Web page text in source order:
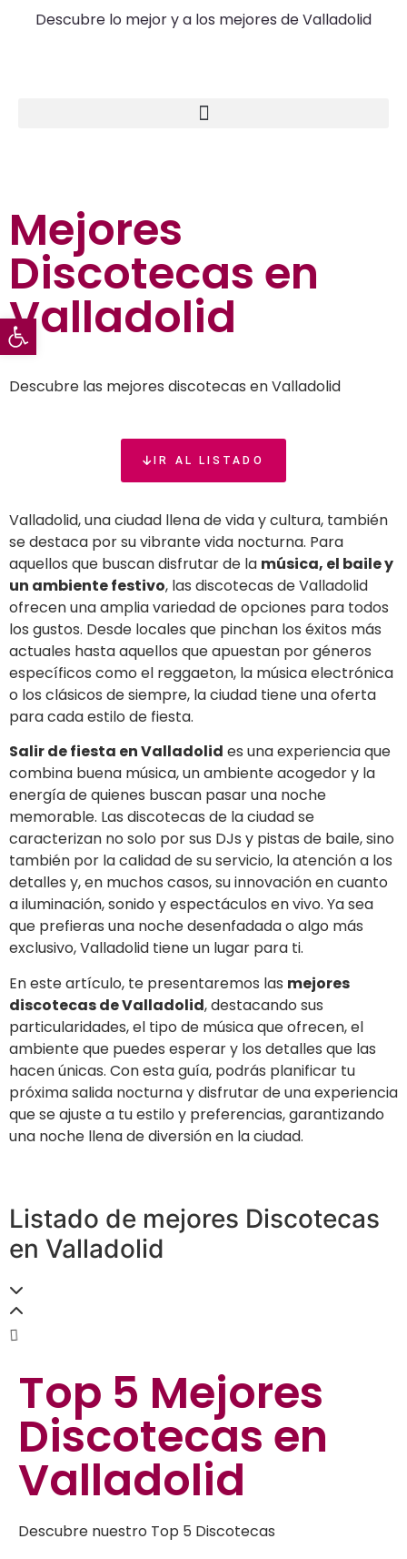
Descubre lo mejor y a los mejores de Valladolid
Mejores
Discotecas en
Valladolid
Descubre las mejores discotecas en Valladolid
IR AL LISTADO
Valladolid, una ciudad llena de vida y cultura, también
se destaca por su vibrante vida nocturna. Para
aquellos que buscan disfrutar de la música, el baile y
un ambiente festivo, las discotecas de Valladolid
ofrecen una amplia variedad de opciones para todos
los gustos. Desde locales que pinchan los éxitos más
actuales hasta aquellos que apuestan por géneros
específicos como el reggaeton, la música electrónica
o los clásicos de siempre, la ciudad tiene una oferta
para cada estilo de fiesta.
Salir de fiesta en Valladolid es una experiencia que
combina buena música, un ambiente acogedor y la
energía de quienes buscan pasar una noche
memorable. Las discotecas de la ciudad se
caracterizan no solo por sus DJs y pistas de baile, sino
también por la calidad de su servicio, la atención a los
detalles y, en muchos casos, su innovación en cuanto
a iluminación, sonido y espectáculos en vivo. Ya sea
que prefieras una noche desenfadada o algo más
exclusivo, Valladolid tiene un lugar para ti.
En este artículo, te presentaremos las mejores
discotecas de Valladolid, destacando sus
particularidades, el tipo de música que ofrecen, el
ambiente que puedes esperar y los detalles que las
hacen únicas. Con esta guía, podrás planificar tu
próxima salida nocturna y disfrutar de una experiencia
que se ajuste a tu estilo y preferencias, garantizando
una noche llena de diversión en la ciudad.
Listado de mejores Discotecas
en Valladolid
Top 5 Mejores
Discotecas en
Valladolid
Descubre nuestro Top 5 Discotecas
Abrir barra de herramientas